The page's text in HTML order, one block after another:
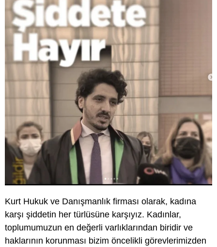
Kurt Hukuk ve Danışmanlık firması olarak, kadına
karşı şiddetin her türlüsüne karşıyız. Kadınlar,
toplumumuzun en değerli varlıklarından biridir ve
haklarının korunması bizim öncelikli görevlerimizden